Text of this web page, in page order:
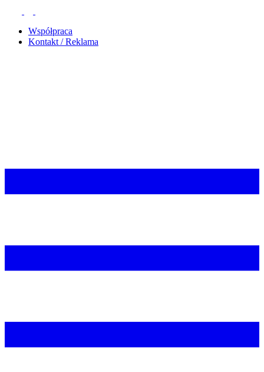
Współpraca
Kontakt / Reklama